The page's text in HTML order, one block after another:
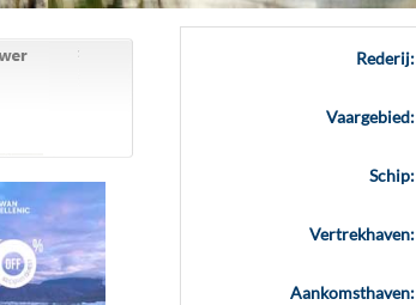
Rederij:
Vaargebied:
Schip:
Vertrekhaven:
Aankomsthaven: